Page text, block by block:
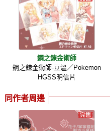
鋼之鍊金術師
鋼之鍊金術師-豆溫／Pokemon
HGSS明信片
同作者周邊